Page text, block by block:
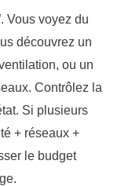
Vous voyez du
découvrez un
ou un
Contrôlez la
Si plusieurs
+ réseaux +
le budget